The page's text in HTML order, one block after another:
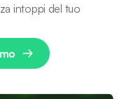
intoppi del tuo